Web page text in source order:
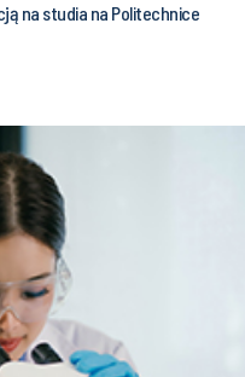
na studia na Politechnice